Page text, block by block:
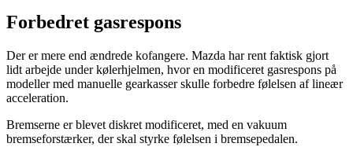
Forbedret gasrespons
Der er mere end ændrede kofangere. Mazda har rent faktisk gjort
lidt arbejde under kølerhjelmen, hvor en modificeret gasrespons på
modeller med manuelle gearkasser skulle forbedre følelsen af lineær
acceleration.
Bremserne er blevet diskret modificeret, med en vakuum
bremseforstærker, der skal styrke følelsen i bremsepedalen.